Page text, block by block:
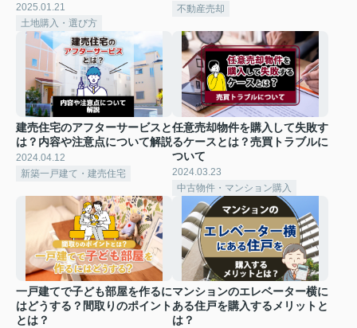
2025.01.21
土地購入・選び方
不動産売却
建売住宅のアフターサービスと
は？内容や注意点について解説
2024.04.12
新築一戸建て・建売住宅
任意売却物件を購入して失敗す
るケースとは？売買トラブルに
ついて
2024.03.23
中古物件・マンション購入
一戸建てで子ども部屋を作るに
はどうする？間取りのポイント
とは？
マンションのエレベーター横に
ある住戸を購入するメリットと
は？